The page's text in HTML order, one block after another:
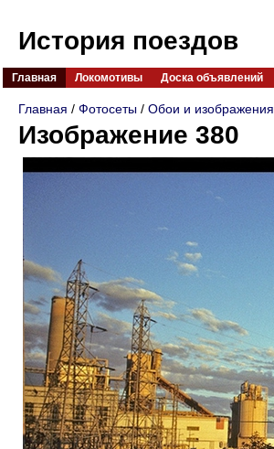
История поездов
Главная Локомотивы Доска объявлений
Главная / Фотосеты / Обои и изображения
Изображение 380